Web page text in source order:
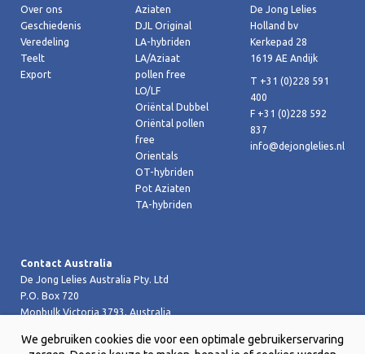
Over ons
Geschiedenis
Veredeling
Teelt
Export
Aziaten
DJL Original
LA-hybriden
LA/Aziaat
pollen free
LO/LF
Oriëntal Dubbel
Oriëntal pollen
free
Orientals
OT-hybriden
Pot Aziaten
TA-hybriden
De Jong Lelies
Holland bv
Kerkepad 28
1619 AE Andijk
T +31 (0)228 591
400
F +31 (0)228 592
837
info@dejonglelies.nl
Contact Australia
De Jong Lelies Australia Pty. Ltd
P.O. Box 720
Monbulk Victoria 3793, Australia
T +61 (0)359 619 188
F +61 (0)359 619 199 joost@dejongleliesaustralia.com.au
We gebruiken cookies die voor een optimale gebruikerservaring